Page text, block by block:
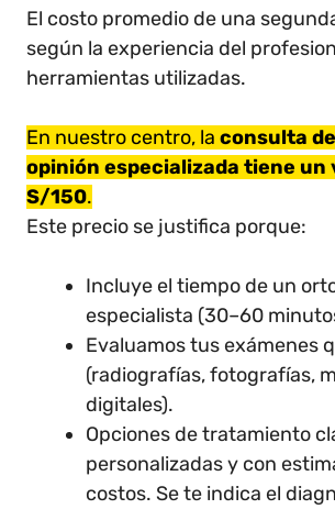
El costo promedio de una
según la experiencia del
herramientas utilizadas.
En nuestro centro, la consulta
opinión especializada tiene un
S/150.
Este precio se justifica porque:
Incluye el tiempo de un
especialista (30–60
Evaluamos tus exámenes
(radiografías, fotografías,
digitales).
Opciones de tratamiento
personalizadas y con
costos. Se te indica el